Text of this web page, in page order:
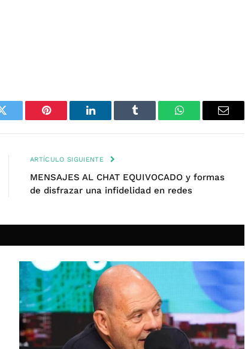
Twitter Pinterest LinkedIn Tumblr WhatsAppEmail
ARTÍCULO SIGUIENTE
MENSAJES AL CHAT EQUIVOCADO y formas
de disfrazar una infidelidad en redes